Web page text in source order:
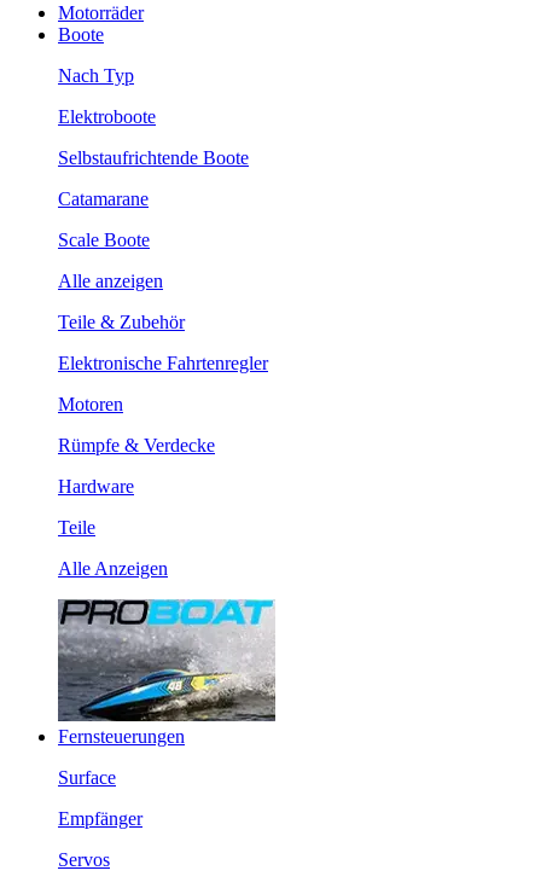
Motorräder
Boote
Nach Typ
Elektroboote
Selbstaufrichtende Boote
Catamarane
Scale Boote
Alle anzeigen
Teile & Zubehör
Elektronische Fahrtenregler
Motoren
Rümpfe & Verdecke
Hardware
Teile
Alle Anzeigen
Fernsteuerungen
Surface
Empfänger
Servos